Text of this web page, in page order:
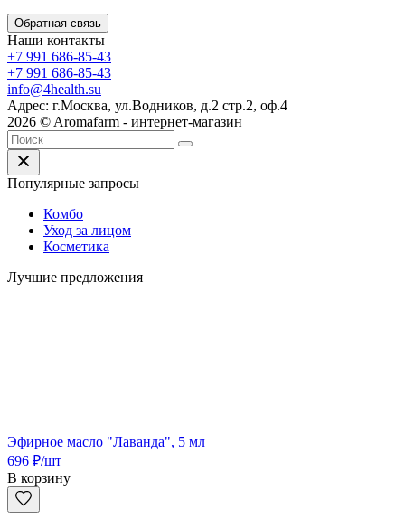
Обратная связь
Наши контакты
+7 991 686-85-43
+7 991 686-85-43
info@4health.su
Адрес: г.Москва, ул.Водников, д.2 стр.2, оф.4
2026 © Aromafarm - интернет-магазин
Популярные запросы
Комбо
Уход за лицом
Косметика
Лучшие предложения
Эфирное масло "Лаванда", 5 мл
696 ₽/шт
В корзину